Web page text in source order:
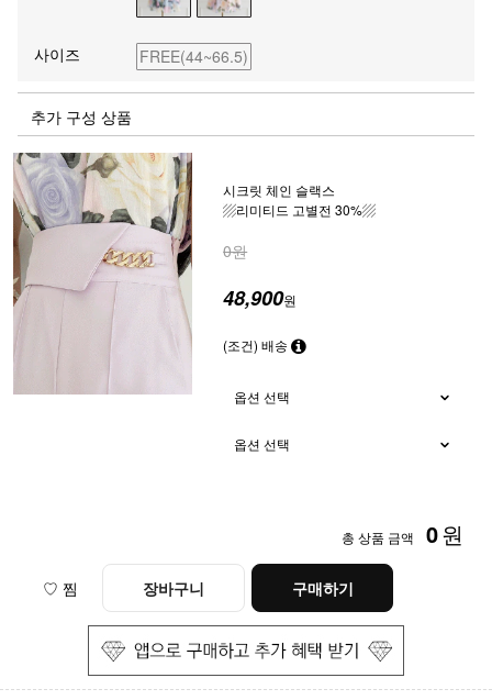
사이즈 FREE(44~66.5)
추가 구성 상품
시크릿 체인 슬랙스
▨리미티드 고별전 30%▨
0원
48,900원
(조건) 배송
총 상품 금액 0원
♡ 찜 장바구니 구매하기